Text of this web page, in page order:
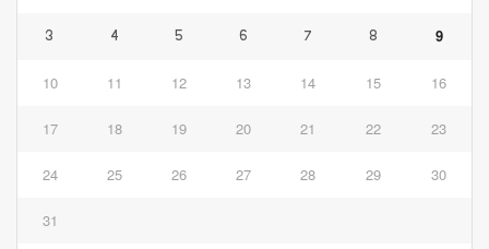
3 4 5 6 7 8 9
10 11 12 13 14 15 16
17 18 19 20 21 22 23
24 25 26 27 28 29 30
31